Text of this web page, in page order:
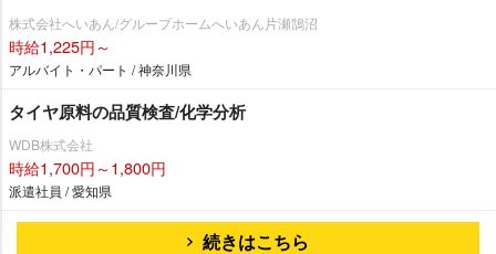
株式会社へいあん/グループホームへいあん片瀬鵠沼
時給1,225円～
アルバイト・パート / 神奈川県
タイヤ原料の品質検査/化学分析
WDB株式会社
時給1,700円～1,800円
派遣社員 / 愛知県
続きはこちら